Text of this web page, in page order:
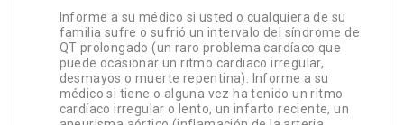
Informe a su médico si usted o cualquiera de su
familia sufre o sufrió un intervalo del síndrome de
QT prolongado (un raro problema cardíaco que
puede ocasionar un ritmo cardiaco irregular,
desmayos o muerte repentina). Informe a su
médico si tiene o alguna vez ha tenido un ritmo
cardíaco irregular o lento, un infarto reciente, un